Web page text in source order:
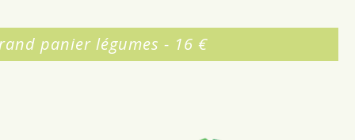
panier légumes - 16 €